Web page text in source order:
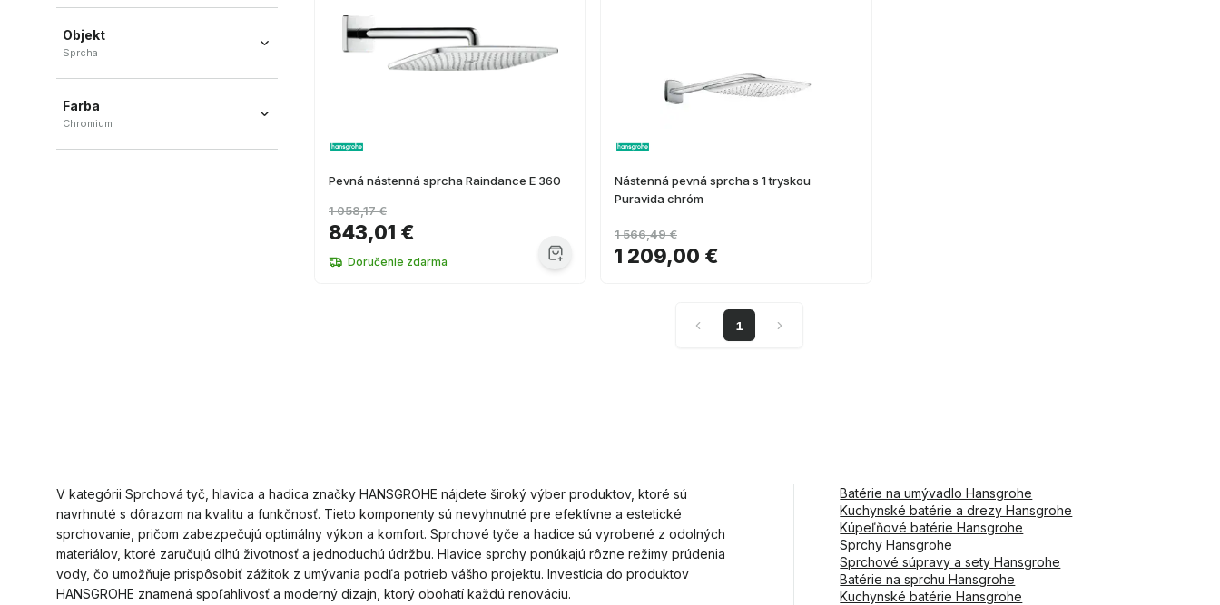
Objekt
Sprcha
Farba
Chromium
Pevná nástenná sprcha Raindance E 360
843,01 €
1 058,17 €
Doručenie zdarma
Nástenná pevná sprcha s 1 tryskou
Puravida chróm
1 209,00 €
1 566,49 €
1
V kategórii Sprchová tyč, hlavica a hadica značky HANSGROHE nájdete široký výber produktov, ktoré sú
navrhnuté s dôrazom na kvalitu a funkčnosť. Tieto komponenty sú nevyhnutné pre efektívne a estetické
sprchovanie, pričom zabezpečujú optimálny výkon a komfort. Sprchové tyče a hadice sú vyrobené z odolných
materiálov, ktoré zaručujú dlhú životnosť a jednoduchú údržbu. Hlavice sprchy ponúkajú rôzne režimy prúdenia
vody, čo umožňuje prispôsobiť zážitok z umývania podľa potrieb vášho projektu. Investícia do produktov
HANSGROHE znamená spoľahlivosť a moderný dizajn, ktorý obohatí každú renováciu.
Batérie na umývadlo Hansgrohe
Kuchynské batérie a drezy Hansgrohe
Kúpeľňové batérie Hansgrohe
Sprchy Hansgrohe
Sprchové súpravy a sety Hansgrohe
Batérie na sprchu Hansgrohe
Kuchynské batérie Hansgrohe